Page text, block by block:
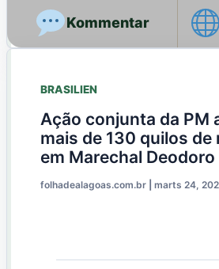
BRASILIEN
Ação conjunta da PM
mais de 130 quilos de
em Marechal Deodoro
folhadealagoas.com.br marts 24,